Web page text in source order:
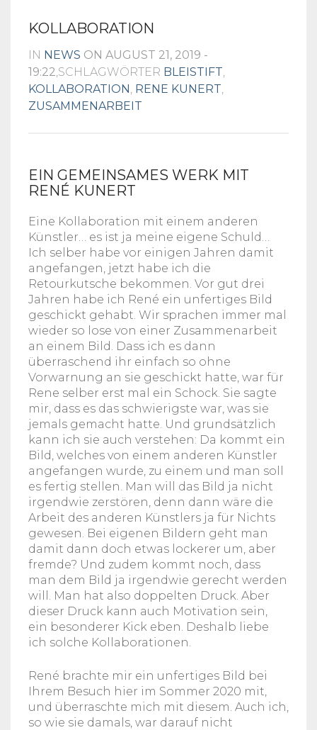
AUFTRAGSZEICHNUNG
WARENKORB
WIDERRUFSBELEHRUNG
KOLLABORATION
IN NEWS ON AUGUST 21, 2019 -
19:22,SCHLAGWÖRTER BLEISTIFT,
KOLLABORATION, RENE KUNERT,
ZUSAMMENARBEIT
EIN GEMEINSAMES WERK MIT
RENÉ KUNERT
Eine Kollaboration mit einem anderen
Künstler… es ist ja meine eigene Schuld…
Ich selber habe vor einigen Jahren damit
angefangen, jetzt habe ich die
Retourkutsche bekommen. Vor gut drei
Jahren habe ich René ein unfertiges Bild
geschickt gehabt. Wir sprachen immer mal
wieder so lose von einer Zusammenarbeit
an einem Bild. Dass ich es dann
überraschend ihr einfach so ohne
Vorwarnung an sie geschickt hatte, war für
Rene selber erst mal ein Schock. Sie sagte
mir, dass es das schwierigste war, was sie
jemals gemacht hatte. Und grundsätzlich
kann ich sie auch verstehen: Da kommt ein
Bild, welches von einem anderen Künstler
angefangen wurde, zu einem und man soll
es fertig stellen. Man will das Bild ja nicht
irgendwie zerstören, denn dann wäre die
Arbeit des anderen Künstlers ja für Nichts
gewesen. Bei eigenen Bildern geht man
damit dann doch etwas lockerer um, aber
fremde? Und zudem kommt noch, dass
man dem Bild ja irgendwie gerecht werden
will. Man hat also doppelten Druck. Aber
dieser Druck kann auch Motivation sein,
ein besonderer Kick eben. Deshalb liebe
ich solche Kollaborationen.
René brachte mir ein unfertiges Bild bei
Ihrem Besuch hier im Sommer 2020 mit,
und überraschte mich mit diesem. Auch ich,
so wie sie damals, war darauf nicht